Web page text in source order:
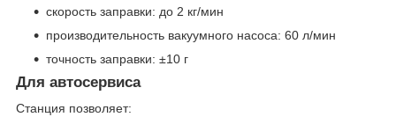
скорость заправки: до 2 кг/мин
производительность вакуумного насоса: 60 л/мин
точность заправки: ±10 г
Для автосервиса
Станция позволяет: